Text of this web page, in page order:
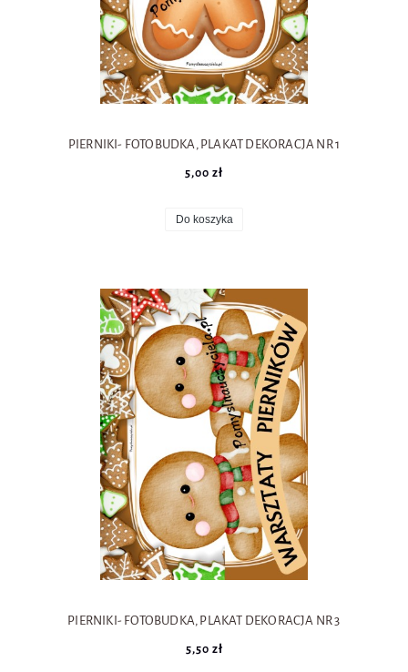
PIERNIKI- FOTOBUDKA, PLAKAT DEKORACJA NR 1
5,00 zł
Do koszyka
PIERNIKI- FOTOBUDKA, PLAKAT DEKORACJA NR 3
5,50 zł